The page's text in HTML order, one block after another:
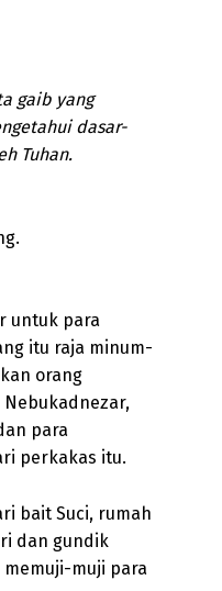
gaib yang
dasar-
Tuhan.
untuk para
itu raja minum-
orang
para
perkakas itu.
bait Suci, rumah
dan gundik
muji para